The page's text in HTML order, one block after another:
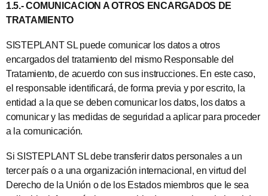
1.5.- COMUNICACION A OTROS ENCARGADOS DE
TRATAMIENTO
SISTEPLANT SL puede comunicar los datos a otros
encargados del tratamiento del mismo Responsable del
Tratamiento, de acuerdo con sus instrucciones. En este caso,
el responsable identificará, de forma previa y por escrito, la
entidad a la que se deben comunicar los datos, los datos a
comunicar y las medidas de seguridad a aplicar para proceder
a la comunicación.
Si SISTEPLANT SL debe transferir datos personales a un
tercer país o a una organización internacional, en virtud del
Derecho de la Unión o de los Estados miembros que le sea